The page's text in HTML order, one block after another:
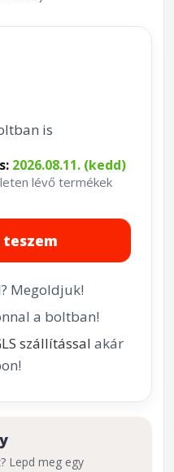
is
2026.08.11. (kedd)
lévő termékek
teszem
Megoldjuk!
a boltban!
szállítással akár
Lepd meg egy